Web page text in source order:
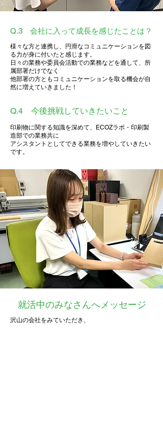
Q.3 会社に入って成長を感じたことは？
様々な方と連携し、円滑なコミュニケーションを図
る力が身に付いたと感じます。
日々の業務や委員会活動での業務などを通して、所
属部署だけでなく
他部署の方ともコミュニケーションを取る機会が自
然に増えていきました！
Q.4 今後挑戦していきたいこと
印刷物に関する知識を深めて、ECOZラボ・印刷製
造部での業務共に
アシスタントとしてできる業務を増やしていきたい
です。
就活中のみなさんへメッセージ
沢山の会社をみていただき、